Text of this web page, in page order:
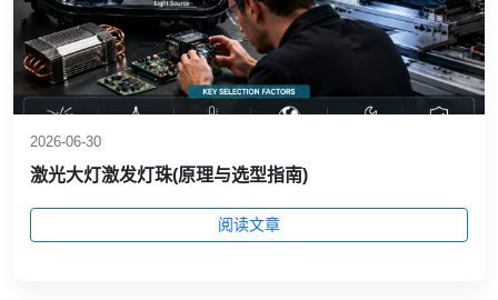
2026-06-30
激光大灯激发灯珠(原理与选型指南)
阅读文章